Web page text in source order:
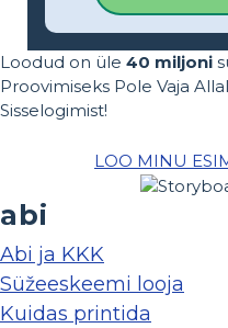
Loodud on üle 40 miljoni
Proovimiseks Pole Vaja
Sisselogimist!
LOO MINU
abi
Abi ja KKK
Süžeeskeemi looja
Kuidas printida